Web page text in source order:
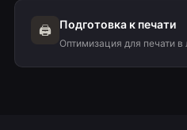
🖨️ Подготовка к печати
Оптимизация для печати